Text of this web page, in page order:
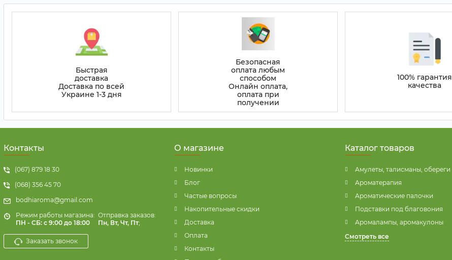
Быстрая
доставка
Доставка по всей
Украине 1-3 дня
Безопасная
оплата любым
способом
Онлайн оплата,
оплата при
получении
100% гарантия
качества
Контакты
(067) 879 18 30
(068) 356 45 70
bodhiaroma@gmail.com
Режим работы магазина:
ПН - СБ: с 9:00 до 18:00
Отправка заказов:
Пн, Вт, Чт, Пт;
Заказать звонок
О магазине
Новинки
Блог
Частые вопросы
Накопительные скидки
Доставка
Оплата
Контакты
Каталог товаров
Амулеты, талисманы, обереги
Ароматерапия
Ароматические палочки
Подставки под благовония
Аромалампы, аромакулоны
Смотреть все